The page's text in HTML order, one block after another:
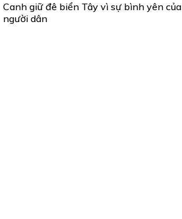
Canh giữ đê biển Tây vì sự bình yên của
người dân